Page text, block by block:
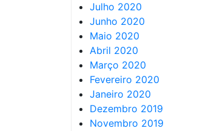
Julho 2020
Junho 2020
Maio 2020
Abril 2020
Março 2020
Fevereiro 2020
Janeiro 2020
Dezembro 2019
Novembro 2019